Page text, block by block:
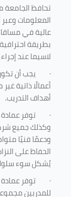
تحافظ الجامعة
المعلومات وعبر
عالية في
بطريقة
لاسيما عند
· يجب أن
أعمالًا ذاتية
أهداف التدريب.
· توفر
وكذلك جميع
ودعمًا فنيًا
الحفاظ على
يُشكل سوء
· توفر
للمدربين